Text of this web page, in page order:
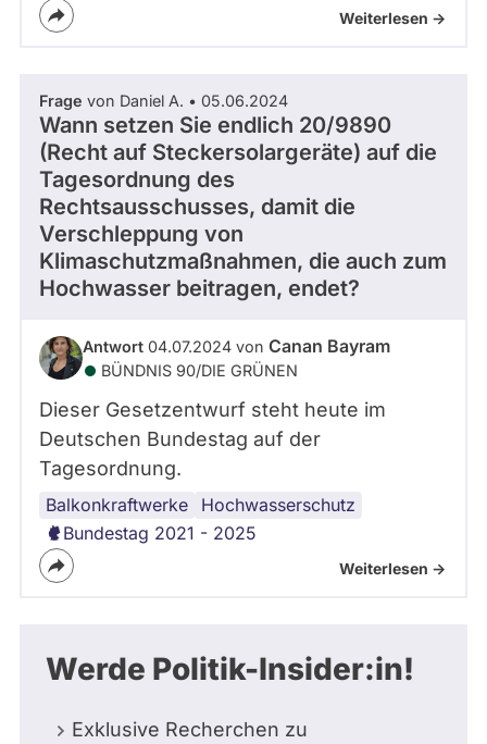
Weiterlesen ->
Frage von Daniel A. • 05.06.2024
Wann setzen Sie endlich 20/9890
(Recht auf Steckersolargeräte) auf die
Tagesordnung des
Rechtsausschusses, damit die
Verschleppung von
Klimaschutzmaßnahmen, die auch zum
Hochwasser beitragen, endet?
Antwort 04.07.2024 von Canan Bayram
BÜNDNIS 90/­DIE GRÜNEN
Dieser Gesetzentwurf steht heute im
Deutschen Bundestag auf der
Tagesordnung.
Balkonkraftwerke
Hochwasserschutz
Bundestag 2021 - 2025
Weiterlesen ->
Werde Politik-Insider:in!
Exklusive Recherchen zu